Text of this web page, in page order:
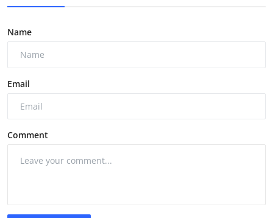
Name
Email
Comment